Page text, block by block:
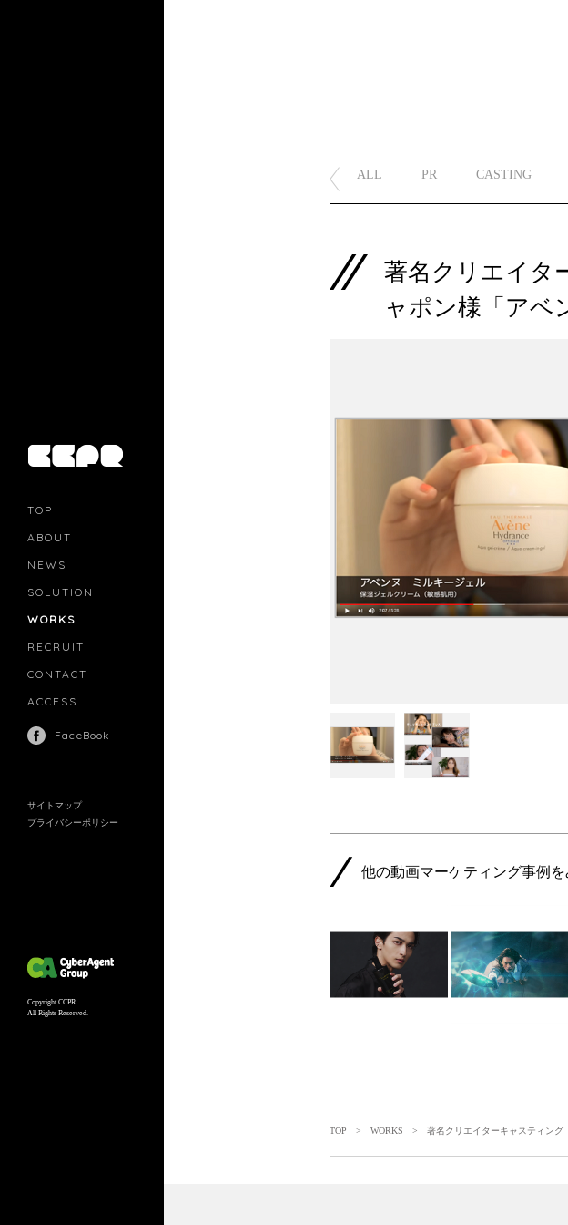
TOP
ABOUT
NEWS
SOLUTION
WORKS
RECRUIT
CONTACT
ACCESS
FaceBook
サイトマップ
プライバシーポリシー
Copyright CCPR
All Rights Reserved.
MOVIE MARKETING
INFLUENCERS MARKETING
ALL PR CASTING
著名クリエイ
ャポン様「アベ
他の動画マーケティング事例を
TOP > WORKS > 著名クリエイターキャスティング